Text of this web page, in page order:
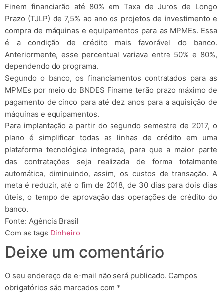
Finem financiarão até 80% em Taxa de Juros de Longo
Prazo (TJLP) de 7,5% ao ano os projetos de investimento e
compra de máquinas e equipamentos para as MPMEs. Essa
é a condição de crédito mais favorável do banco.
Anteriormente, esse percentual variava entre 50% e 80%,
dependendo do programa.
Segundo o banco, os financiamentos contratados para as
MPMEs por meio do BNDES Finame terão prazo máximo de
pagamento de cinco para até dez anos para a aquisição de
máquinas e equipamentos.
Para implantação a partir do segundo semestre de 2017, o
plano é simplificar todas as linhas de crédito em uma
plataforma tecnológica integrada, para que a maior parte
das contratações seja realizada de forma totalmente
automática, diminuindo, assim, os custos de transação. A
meta é reduzir, até o fim de 2018, de 30 dias para dois dias
úteis, o tempo de aprovação das operações de crédito do
banco.
Fonte: Agência Brasil
Com as tags Dinheiro
Deixe um comentário
O seu endereço de e-mail não será publicado. Campos
obrigatórios são marcados com *